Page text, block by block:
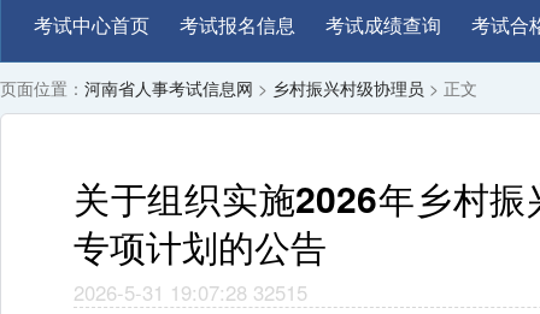
考试中心首页 考试报名信息 考试成绩查询 考试合
页面位置： 河南省人事考试信息网 > 乡村振兴村级协理员 > 正文
关于组织实施2026年乡村
专项计划的公告
2026-5-31 19:07:28 32515